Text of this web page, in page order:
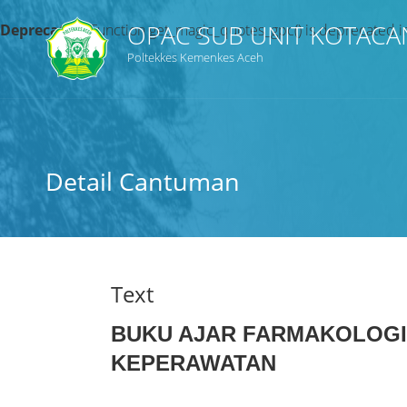
Deprecated: Function get_magic_quotes_gpc() is deprecated
OPAC SUB UNIT
Poltekkes Kemenkes Aceh
Detail Cantuman
Text
BUKU AJAR FARMAKOLOGI
KEPERAWATAN